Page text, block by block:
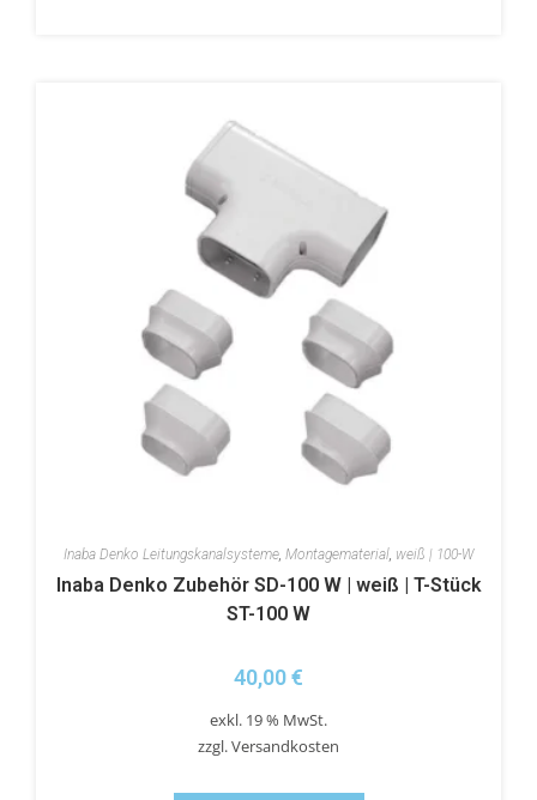
Inaba Denko Leitungskanalsysteme, Montagematerial, weiß | 100-W
Inaba Denko Zubehör SD-100 W | weiß | T-Stück
ST-100 W
40,00€
exkl. 19 % MwSt.
zzgl.Versandkosten